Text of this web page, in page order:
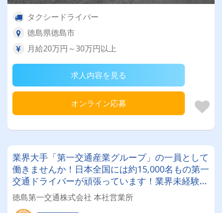
タクシードライバー
徳島県徳島市
月給20万円～30万円以上
求人内容を見る
オンライン応募
業界大手「第一交通産業グループ」の一員として
働きませんか！日本全国には約15,000名もの第一
交通ドライバーが頑張っています！業界未経験で
も安心！2種免許取得費用会社負担ですぐにチャ
レンジできますよ！
徳島第一交通株式会社 本社営業所